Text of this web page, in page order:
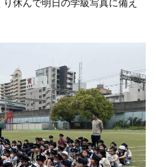
休んで明日の学級写真に備え